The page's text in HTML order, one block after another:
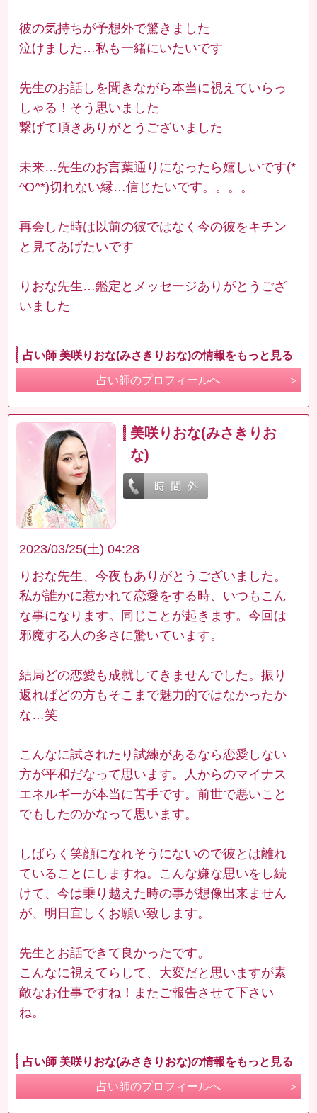
彼の気持ちが予想外で驚きました
泣けました…私も一緒にいたいです
先生のお話しを聞きながら本当に視えていらっ
しゃる！そう思いました
繋げて頂きありがとうございました
未来…先生のお言葉通りになったら嬉しいです(*
^O^*)切れない縁…信じたいです。。。。
再会した時は以前の彼ではなく今の彼をキチン
と見てあげたいです
りおな先生…鑑定とメッセージありがとうござ
いました
占い師 美咲りおな(みさきりおな)の情報をもっと見る
占い師のプロフィールへ
美咲りおな(みさきりお
な)
2023/03/25(土) 04:28
りおな先生、今夜もありがとうございました。
私が誰かに惹かれて恋愛をする時、いつもこん
な事になります。同じことが起きます。今回は
邪魔する人の多さに驚いています。
結局どの恋愛も成就してきませんでした。振り
返ればどの方もそこまで魅力的ではなかったか
な…笑
こんなに試されたり試練があるなら恋愛しない
方が平和だなって思います。人からのマイナス
エネルギーが本当に苦手です。前世で悪いこと
でもしたのかなって思います。
しばらく笑顔になれそうにないので彼とは離れ
ていることにしますね。こんな嫌な思いをし続
けて、今は乗り越えた時の事が想像出来ません
が、明日宜しくお願い致します。
先生とお話できて良かったです。
こんなに視えてらして、大変だと思いますが素
敵なお仕事ですね！またご報告させて下さい
ね。
占い師 美咲りおな(みさきりおな)の情報をもっと見る
占い師のプロフィールへ